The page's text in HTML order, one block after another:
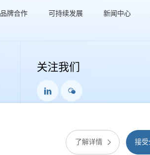
了解详情 接受
品牌合作 可持续发展 新闻中心
关注我们